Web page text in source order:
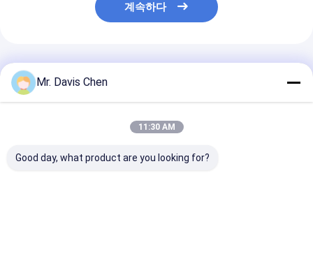
계속하다
추천된 제품
Mr. Davis Chen
11:30 AM
Good day, what product are you looking for?